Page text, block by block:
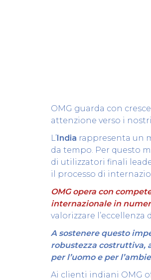
OMG guarda con
attenzione verso i
L’India rappresenta un
da tempo. Per questo
di utilizzatori finali
il processo di
OMG opera con
internazionale in
valorizzare
A sostenere questo
robustezza costruttiva,
per l’uomo e per
Ai clienti indiani OMG